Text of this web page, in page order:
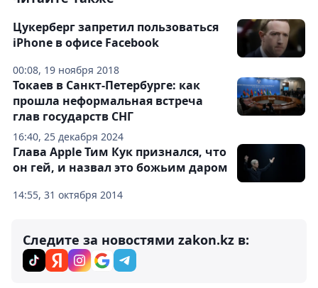
00:08, 19 ноября 2018
Цукерберг запретил пользоваться
iPhone в офисе Facebook
16:40, 25 декабря 2024
Токаев в Санкт-Петербурге: как
прошла неформальная встреча
глав государств СНГ
14:55, 31 октября 2014
Глава Apple Тим Кук признался, что
он гей, и назвал это божьим даром
Следите за новостями zakon.kz в: